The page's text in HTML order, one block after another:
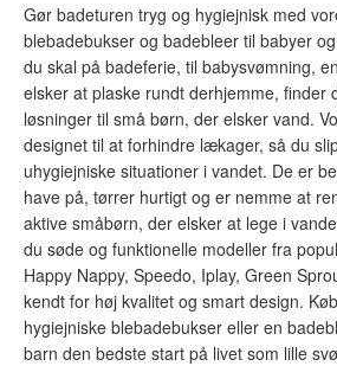
Gør badeturen tryg og hygiejnisk med
blebadebukser og badebleer til babyer
du skal på badeferie, til babysvømning,
elsker at plaske rundt derhjemme, finder
løsninger til små børn, der elsker vand.
designet til at forhindre lækager, så du
uhygiejniske situationer i vandet. De er
have på, tørrer hurtigt og er nemme at
aktive småbørn, der elsker at lege i
du søde og funktionelle modeller fra
Happy Nappy, Speedo, Iplay, Green
kendt for høj kvalitet og smart design.
hygiejniske blebadebukser eller en
barn den bedste start på livet som lille